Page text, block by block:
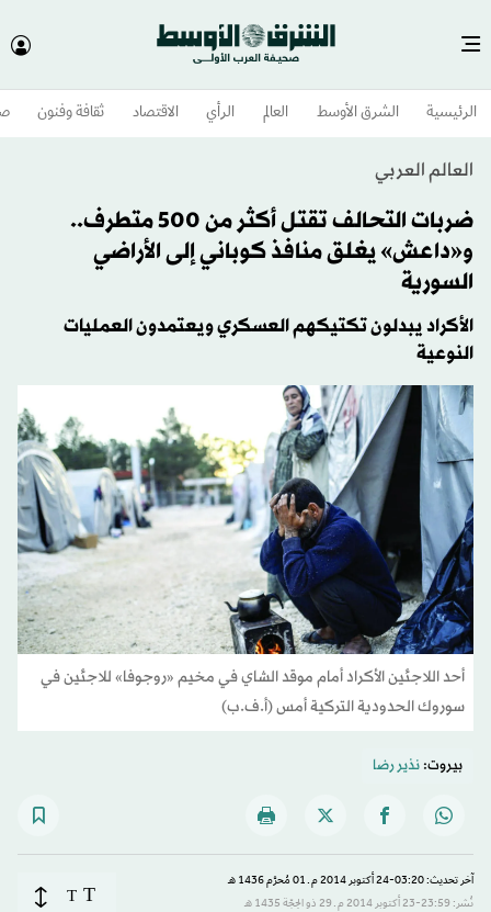
الرئيسية الشرق الأوسط​ العالم الرأي الاقتصاد ثقافة وفنون
العالم العربي
ضربات التحالف تقتل أكثر من 500 متطرف..
و«داعش» يغلق منافذ كوباني إلى الأراضي
السورية
الأكراد يبدلون تكتيكهم العسكري ويعتمدون العمليات
النوعية
أحد اللاجئين الأكراد أمام موقد الشاي في مخيم «روجوفا» للاجئين في
سوروك الحدودية التركية أمس (أ.ف.ب)
بيروت:نذير رضا
آخر تحديث: 03:20-24 أكتوبر 2014 م ـ 01 مُحرَّم 1436 هـ
نُشر: 23:59-23 أكتوبر 2014 م ـ 29 ذو الحِجّة 1435 هـ
T
T